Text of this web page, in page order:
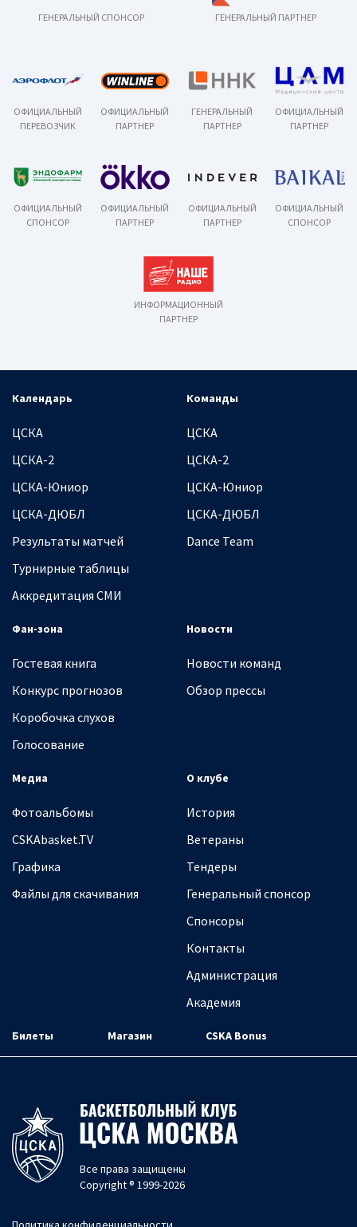
ГЕНЕРАЛЬНЫЙ СПОНСОР ГЕНЕРАЛЬНЫЙ ПАРТНЕР
ОФИЦИАЛЬНЫЙ
ПЕРЕВОЗЧИК
ОФИЦИАЛЬНЫЙ
ПАРТНЕР
ГЕНЕРАЛЬНЫЙ
ПАРТНЕР
ОФИЦИАЛЬНЫЙ
ПАРТНЕР
ОФИЦИАЛЬНЫЙ
СПОНСОР
ОФИЦИАЛЬНЫЙ
ПАРТНЕР
ОФИЦИАЛЬНЫЙ
ПАРТНЕР
ОФИЦИАЛЬНЫЙ
СПОНСОР
ИНФОРМАЦИОННЫЙ
ПАРТНЕР
Календарь
ЦСКА
ЦСКА-2
ЦСКА-Юниор
ЦСКА-ДЮБЛ
Результаты матчей
Турнирные таблицы
Аккредитация СМИ
Команды
ЦСКА
ЦСКА-2
ЦСКА-Юниор
ЦСКА-ДЮБЛ
Dance Team
Фан-зона
Гостевая книга
Конкурс прогнозов
Коробочка слухов
Голосование
Новости
Новости команд
Обзор прессы
Медиа
Фотоальбомы
CSKAbasket.TV
Графика
Файлы для скачивания
О клубе
История
Ветераны
Тендеры
Генеральный спонсор
Спонсоры
Контакты
Администрация
Академия
Билеты Магазин CSKA Bonus
Все права защищены
Copyright ® 1999-2026